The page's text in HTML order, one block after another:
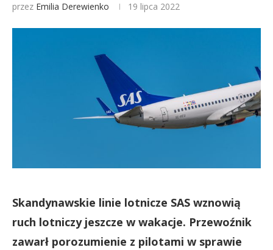
przez Emilia Derewienko 19 lipca 2022
Skandynawskie linie lotnicze SAS wznowią
ruch lotniczy jeszcze w wakacje. Przewoźnik
zawarł porozumienie z pilotami w sprawie